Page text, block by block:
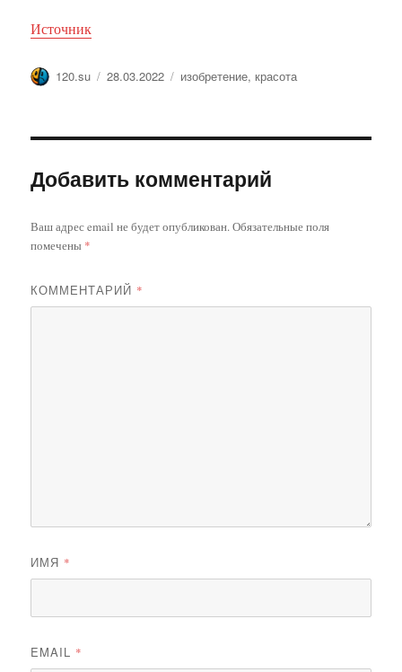
Источник
Автор
120.su Опубликовано
28.03.2022 Метки
изобретение, красота
Добавить комментарий
Ваш адрес email не будет опубликован.Обязательные поля
помечены *
КОММЕНТАРИЙ *
ИМЯ *
EMAIL *